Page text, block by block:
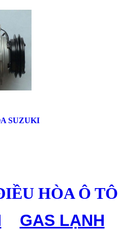
SUZUKI
HÒA Ô TÔ
GAS LẠNH